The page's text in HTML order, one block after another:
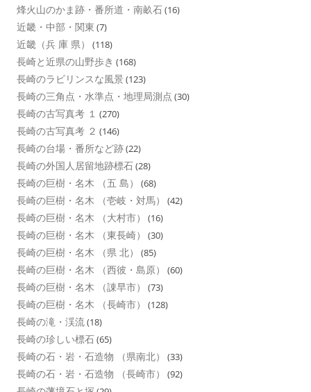
烽火山のかま跡・番所道・南畝石(16)
近畿・中部・関東 (7)
近畿（兵 庫 県） (118)
長崎と近県の山野歩き (168)
長崎のラビリンスな風景 (123)
長崎の三角点・水準点・地理局測点 (30)
長崎の古写真考 １ (270)
長崎の古写真考 ２ (146)
長崎の台場・番所など跡(22)
長崎の外国人居留地跡標石(28)
長崎の巨樹・名木 （五 島） (68)
長崎の巨樹・名木 （壱岐・対馬） (42)
長崎の巨樹・名木 （大村市） (16)
長崎の巨樹・名木 （東長崎） (30)
長崎の巨樹・名木 （県 北） (85)
長崎の巨樹・名木 （西彼・島原） (60)
長崎の巨樹・名木 （諌早市） (73)
長崎の巨樹・名木 （長崎市） (128)
長崎の滝・渓流(18)
長崎の珍しい標石(65)
長崎の石・岩・石造物 （県南北） (33)
長崎の石・岩・石造物 （長崎市） (92)